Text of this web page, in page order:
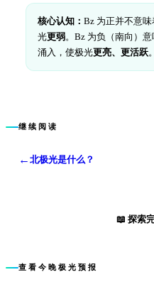
核心认知： Bz 为正并不意
光更弱。Bz 为负（南向）
涌入，使极光更亮、更活跃
继续阅读
← 北极光是什么？
📖 探索
查看今晚极光预报